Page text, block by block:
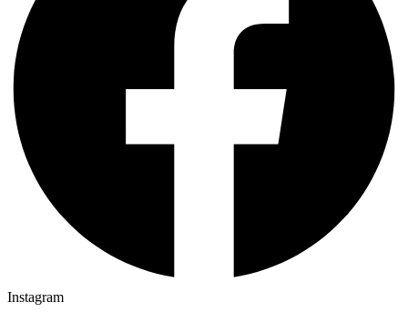
Instagram